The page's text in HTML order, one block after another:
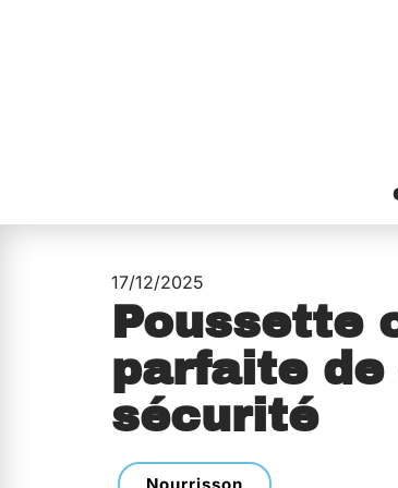
17/12/2025
Poussette
parfaite
sécurité